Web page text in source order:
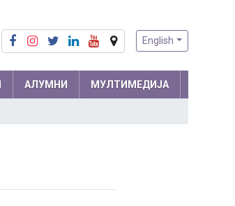
English
Информатика
АЛУМНИ МУЛТИМЕДИЈА